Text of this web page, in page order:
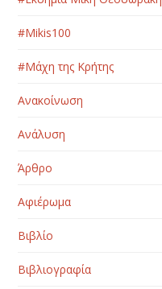
#Μikis100
#Μάχη της Κρήτης
Ανακοίνωση
Ανάλυση
Άρθρο
Αφιέρωμα
Βιβλίο
Βιβλιογραφία